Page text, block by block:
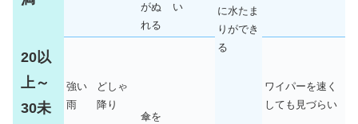
がぬ
れる
い
に水たま
りができ
る
20以
上～
30未
強い
雨
どしゃ
降り
傘を
ワイパーを速く
しても見づらい